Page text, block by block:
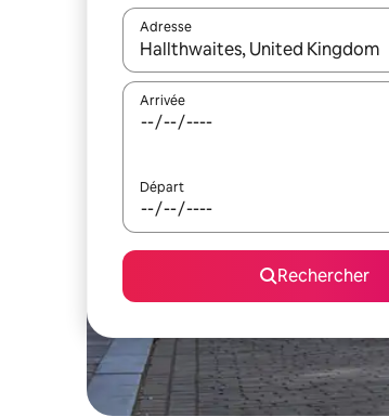
Adresse
Lorsque les résultats s'affichent,
Arrivée
Départ
Rechercher